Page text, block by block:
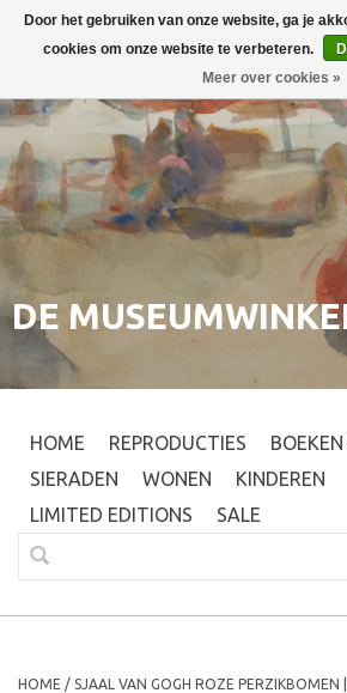
DE
HOME REPRODUCTIES
SIERADEN
WONEN
KINDEREN
LIMITED EDITIONS
SALE
HOME / SJAAL VAN GOGH ROZE PERZIKBOMEN
Door het gebruiken van onze website, ga je
cookies om onze website te verbeteren.
Meer over cookies »